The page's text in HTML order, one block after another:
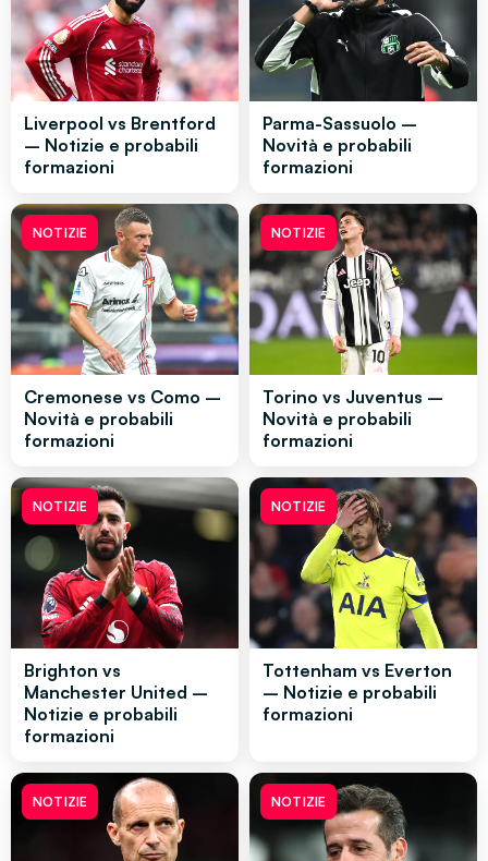
Liverpool vs Brentford
– Notizie e probabili
formazioni
Parma-Sassuolo –
Novità e probabili
formazioni
NOTIZIE
Cremonese vs Como –
Novità e probabili
formazioni
NOTIZIE
Torino vs Juventus –
Novità e probabili
formazioni
NOTIZIE
Brighton vs
Manchester United –
Notizie e probabili
formazioni
NOTIZIE
Tottenham vs Everton
– Notizie e probabili
formazioni
NOTIZIE NOTIZIE